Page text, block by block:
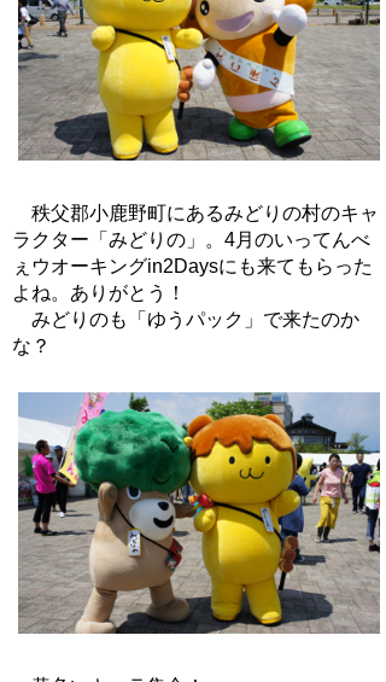
秩父郡小鹿野町にあるみどりの村のキャ
ラクター「みどりの」。4月のいってんべ
ぇウオーキングin2Daysにも来てもらった
よね。ありがとう！
みどりのも「ゆうパック」で来たのか
な？